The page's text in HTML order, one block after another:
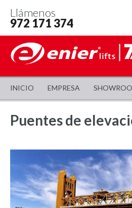
Llámenos
972 171 374
INICIO EMPRESA
Puentes de